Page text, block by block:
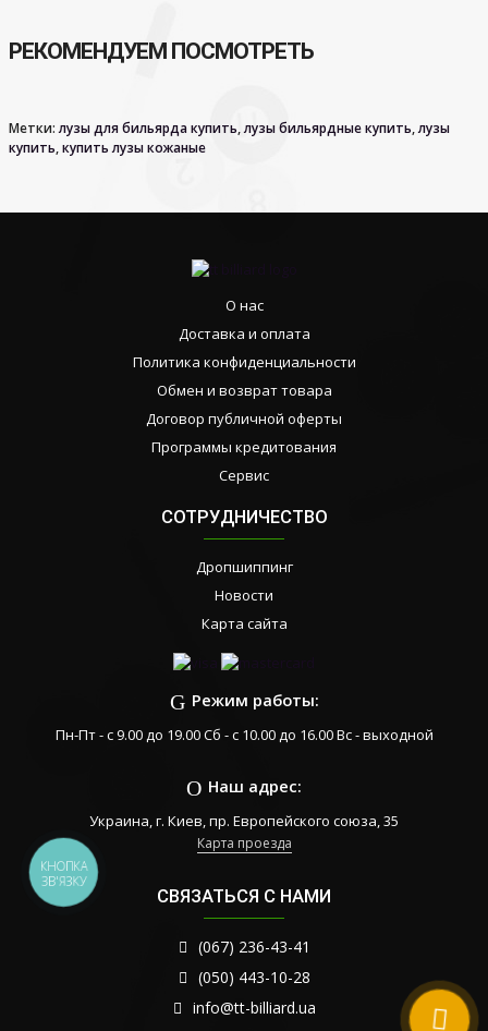
РЕКОМЕНДУЕМ ПОСМОТРЕТЬ
Метки: лузы для бильярда купить,лузы бильярдные купить,лузы
купить,купить лузы кожаные
О нас
Доставка и оплата
Политика конфиденциальности
Обмен и возврат товара
Договор публичной оферты
Программы кредитования
Сервис
СОТРУДНИЧЕСТВО
Дропшиппинг
Новости
Карта сайта
Режим работы:
Пн-Пт - с 9.00 до 19.00 Сб - с 10.00 до 16.00 Вс - выходной
Наш адрес:
Украина, г. Киев, пр. Европейского союза, 35
Карта проезда
СВЯЗАТЬСЯ С НАМИ
(067) 236-43-41
(050) 443-10-28
info@tt-billiard.ua
КНОПКА
ЗВ'ЯЗКУ